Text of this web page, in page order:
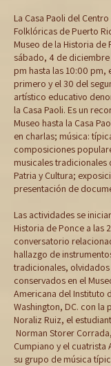
La Casa Paoli del
Folklóricas de Puerto
Museo de la Historia
sábado, 4 de
pm hasta las 10:00 pm,
primero y el 30 del
artístico educativo
la Casa Paoli. Es un
Museo hasta la Casa
en charlas; música:
composiciones
musicales
Patria y Cultura;
presentación de
Las actividades se
Historia de Ponce a las
conversatorio
hallazgo de
tradicionales,
conservados en el
Americana del Instituto
Washington, DC. con la
Noraliz Ruiz, el
Norman Storer
Cumpiano y el cuatrista
su grupo de música